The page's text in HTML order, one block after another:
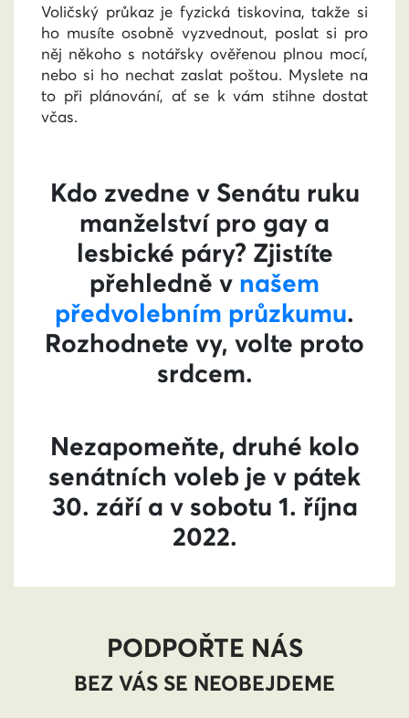
Voličský průkaz je fyzická tiskovina, takže si
ho musíte osobně vyzvednout, poslat si pro
něj někoho s notářsky ověřenou plnou mocí,
nebo si ho nechat zaslat poštou. Myslete na
to při plánování, ať se k vám stihne dostat
včas.
Kdo zvedne v Senátu ruku
manželství pro gay a
lesbické páry? Zjistíte
přehledně v našem
předvolebním průzkumu.
Rozhodnete vy, volte proto
srdcem.
Nezapomeňte, druhé kolo
senátních voleb je v pátek
30. září a v sobotu 1. října
2022.
PODPOŘTE NÁS
BEZ VÁS SE NEOBEJDEME